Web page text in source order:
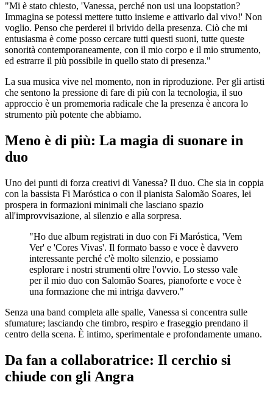
"Mi è stato chiesto, 'Vanessa, perché non usi una loopstation?
Immagina se potessi mettere tutto insieme e attivarlo dal vivo!' Non
voglio. Penso che perderei il brivido della presenza. Ciò che mi
entusiasma è come posso cercare tutti questi suoni, tutte queste
sonorità contemporaneamente, con il mio corpo e il mio strumento,
ed estrarre il più possibile in quello stato di presenza."
La sua musica vive nel momento, non in riproduzione. Per gli artisti
che sentono la pressione di fare di più con la tecnologia, il suo
approccio è un promemoria radicale che la presenza è ancora lo
strumento più potente che abbiamo.
Meno è di più: La magia di suonare in
duo
Uno dei punti di forza creativi di Vanessa? Il duo. Che sia in coppia
con la bassista Fi Maróstica o con il pianista Salomão Soares, lei
prospera in formazioni minimali che lasciano spazio
all'improvvisazione, al silenzio e alla sorpresa.
"Ho due album registrati in duo con Fi Maróstica, 'Vem
Ver' e 'Cores Vivas'. Il formato basso e voce è davvero
interessante perché c'è molto silenzio, e possiamo
esplorare i nostri strumenti oltre l'ovvio. Lo stesso vale
per il mio duo con Salomão Soares, pianoforte e voce è
una formazione che mi intriga davvero."
Senza una band completa alle spalle, Vanessa si concentra sulle
sfumature; lasciando che timbro, respiro e fraseggio prendano il
centro della scena. È intimo, sperimentale e profondamente umano.
Da fan a collaboratrice: Il cerchio si
chiude con gli Angra